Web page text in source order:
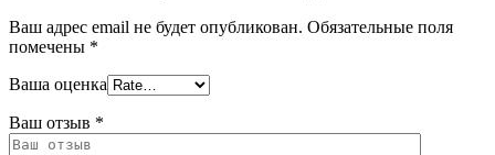
Ваш адрес email не будет опубликован. Обязательные поля
помечены *
Ваша оценка
Ваш отзыв *